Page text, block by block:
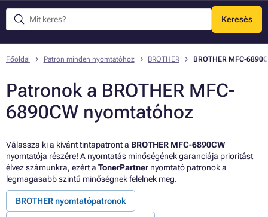
Keresés
Menü
Főoldal Patron minden nyomtatóhoz BROTHER BROTHER MFC-
Patronok a BROTHER MFC-
6890CW nyomtatóhoz
Válassza ki a kívánt tintapatront a BROTHER MFC-6890CW
nyomtatója részére! A nyomtatás minőségének garanciája prioritást
élvez számunkra, ezért a TonerPartner nyomtató patronok a
legmagasabb szintű minőségnek felelnek meg.
BROTHER nyomtatópatronok